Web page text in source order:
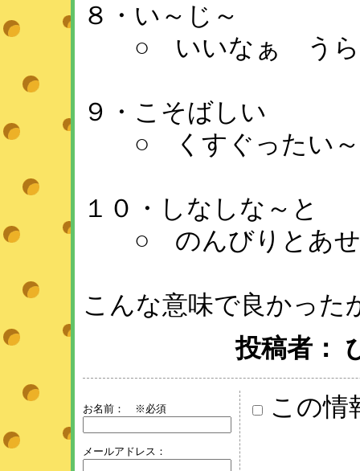
８・い～じ～
○ いいなぁ うら
９・こそばしい
○ くすぐったい～
１０・しなしな～と
○ のんびりとあせ
こんな意味で良かった
投稿者：
お名前： ※必須
メールアドレス：
この情